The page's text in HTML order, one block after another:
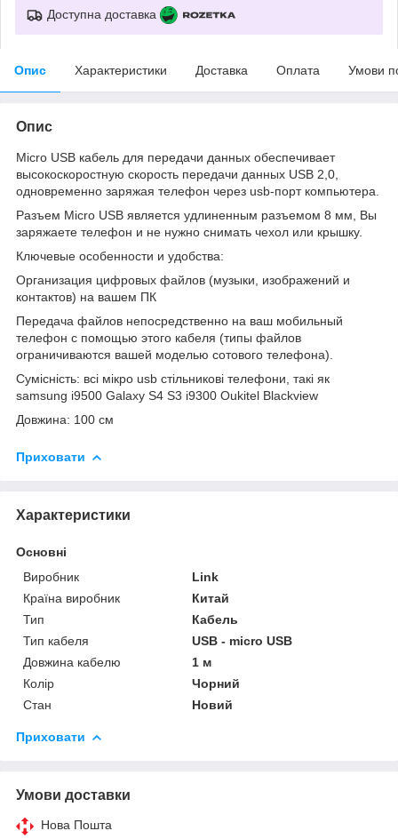
Доступна доставка
Опис Характеристики Доставка Оплата Умови
Опис
Micro USB кабель для передачи данных обеспечивает
высокоскоростную скорость передачи данных USB 2,0,
одновременно заряжая телефон через usb-порт компьютера.
Разъем Micro USB является удлиненным разъемом 8 мм, Вы
заряжаете телефон и не нужно снимать чехол или крышку.
Ключевые особенности и удобства:
Организация цифровых файлов (музыки, изображений и
контактов) на вашем ПК
Передача файлов непосредственно на ваш мобильный
телефон с помощью этого кабеля (типы файлов
ограничиваются вашей моделью сотового телефона).
Сумісність: всі мікро usb стільникові телефони, такі як
samsung i9500 Galaxy S4 S3 i9300 Oukitel Blackview
Довжина: 100 см
Приховати
Характеристики
Основні
Виробник
Link
Країна виробник
Китай
Тип
Кабель
Тип кабеля
USB - micro USB
Довжина кабелю
1 м
Колір
Чорний
Стан
Новий
Приховати
Умови доставки
Нова Пошта